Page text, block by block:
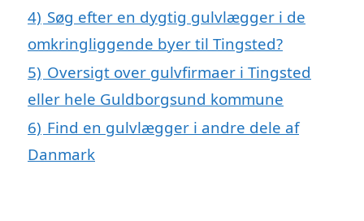
4) Søg efter en dygtig gulvlægger i de
omkringliggende byer til Tingsted?
5) Oversigt over gulvfirmaer i Tingsted
eller hele Guldborgsund kommune
6) Find en gulvlægger i andre dele af
Danmark